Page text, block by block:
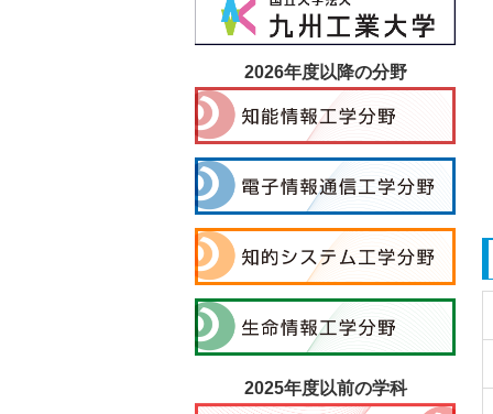
2026年度以降の分野
2025年度以前の学科